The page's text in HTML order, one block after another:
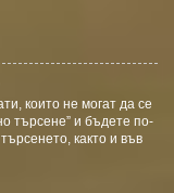
които не могат да се
търсене” и бъдете по-
както и във